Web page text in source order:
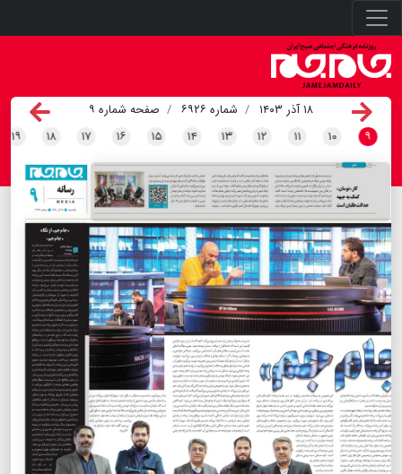
۱۸ آذر ۱۴۰۳ شماره ۶۹۲۶
صفحه شماره ۹
۹ ۱۰ ۱۱ ۱۲ ۱۳ ۱۴ ۱۵ ۱۶ ۱۷ ۱۸ ۱۹